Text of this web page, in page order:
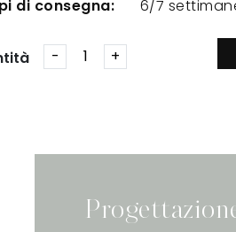
di consegna: 6/7